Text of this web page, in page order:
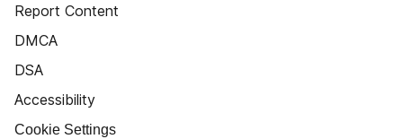
Report Content
DMCA
DSA
Accessibility
Cookie Settings